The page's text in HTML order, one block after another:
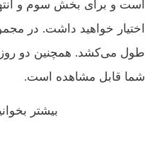
خواهید داشت. در
می‌کشد. همچنین دو روز
قابل‌ مشاهده است.
بیشتر